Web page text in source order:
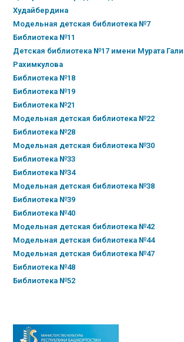
Худайбердина
Модельная детская библиотека №7
Библиотека №11
Детская библиотека №17 имени Мурата
Рахимкулова
Библиотека №18
Библиотека №19
Библиотека №21
Модельная детская библиотека №22
Библиотека №28
Модельная детская библиотека №30
Библиотека №33
Библиотека №34
Модельная детская библиотека №38
Библиотека №39
Библиотека №40
Модельная детская библиотека №42
Модельная детская библиотека №44
Модельная детская библиотека №47
Библиотека №48
Библиотека №52